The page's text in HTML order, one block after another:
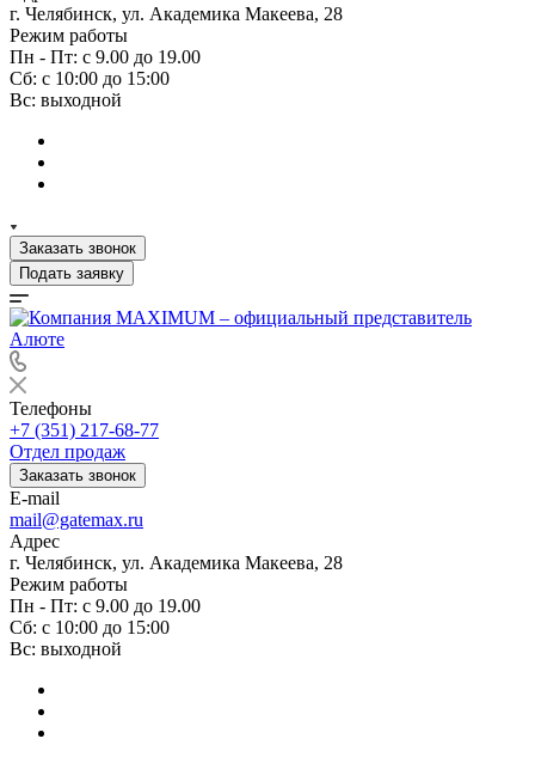
г. Челябинск, ул. Академика Макеева, 28
Режим работы
Пн - Пт: с 9.00 до 19.00
Сб: с 10:00 до 15:00
Вс: выходной
Заказать звонок
Подать заявку
Телефоны
+7 (351) 217-68-77
Отдел продаж
Заказать звонок
E-mail
mail@gatemax.ru
Адрес
г. Челябинск, ул. Академика Макеева, 28
Режим работы
Пн - Пт: с 9.00 до 19.00
Сб: с 10:00 до 15:00
Вс: выходной